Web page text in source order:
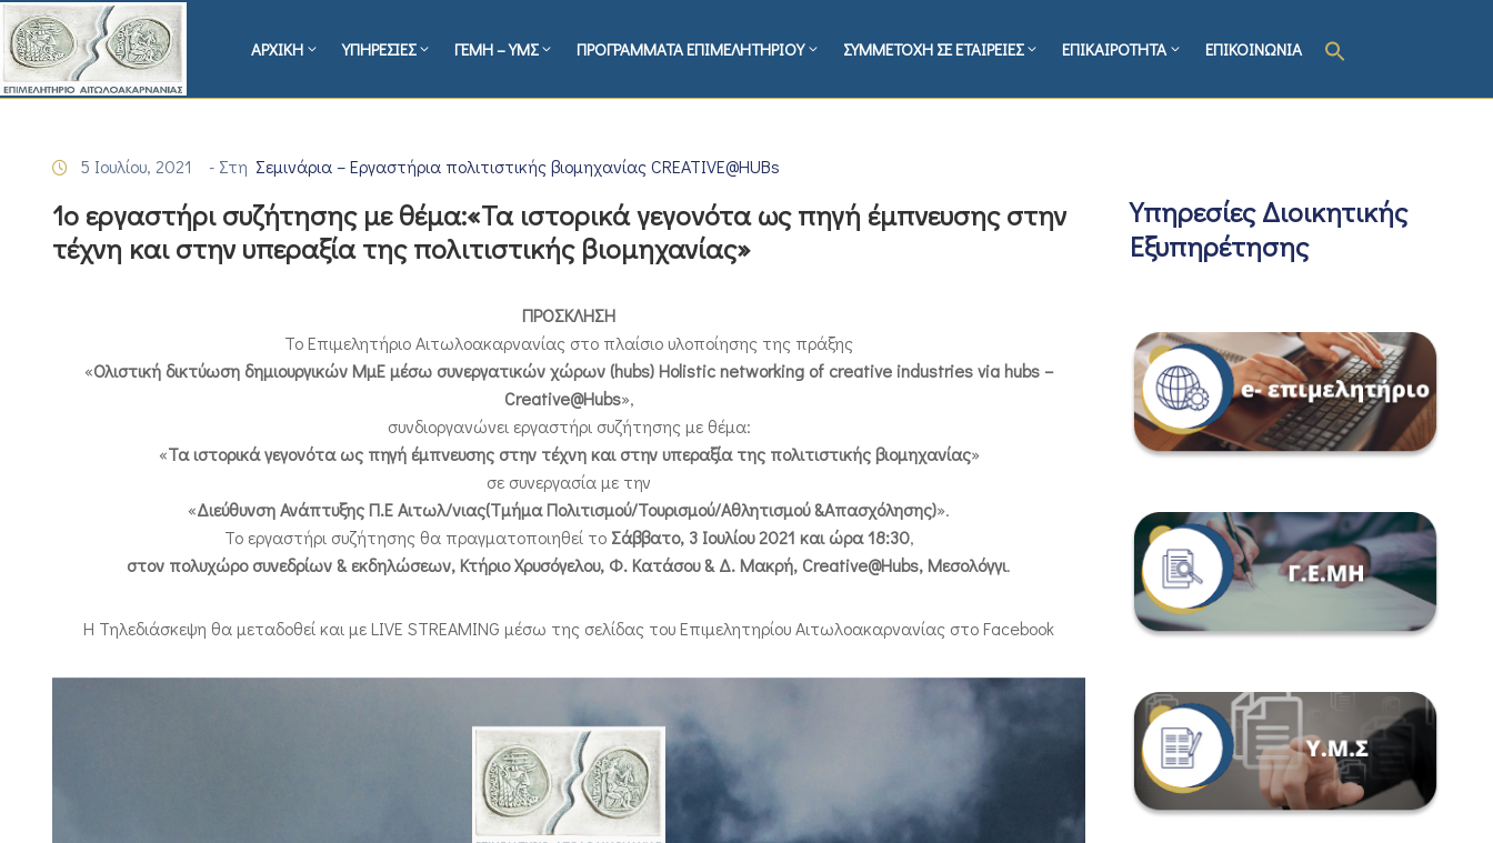
ΑΡΧΙΚΗ ΥΠΗΡΕΣΙΕΣ ΓΕΜΗ – ΥΜΣ ΠΡΟΓΡΑΜΜΑΤΑ ΕΠΙΜΕΛΗΤΗΡΙΟΥ ΣΥΜΜΕΤΟΧΗ ΣΕ ΕΤΑΙΡΕΙΕΣ ΕΠΙΚΑΙΡΟΤΗΤΑ ΕΠΙΚΟΙΝΩΝΙΑ
5 Ιουλίου, 2021 - Στη Σεμινάρια – Εργαστήρια πολιτιστικής βιομηχανίας CREATIVE@HUBs
1o εργαστήρι συζήτησης με θέμα:«Τα ιστορικά γεγονότα ως πηγή έμπνευσης στην
τέχνη και στην υπεραξία της πολιτιστικής βιομηχανίας»
ΠΡΟΣΚΛΗΣΗ
Το Επιμελητήριο Αιτωλοακαρνανίας στο πλαίσιο υλοποίησης της πράξης
«Ολιστική δικτύωση δημιουργικών ΜμΕ μέσω συνεργατικών χώρων (hubs) Holistic networking of creative industries via hubs –
Creative@Hubs»,
συνδιοργανώνει εργαστήρι συζήτησης με θέμα:
«Τα ιστορικά γεγονότα ως πηγή έμπνευσης στην τέχνη και στην υπεραξία της πολιτιστικής βιομηχανίας»
σε συνεργασία με την
«Διεύθυνση Ανάπτυξης Π.Ε Αιτωλ/νιας(Τμήμα Πολιτισμού/Τουρισμού/Αθλητισμού &Απασχόλησης)».
Το εργαστήρι συζήτησης θα πραγματοποιηθεί το Σάββατο, 3 Ιουλίου 2021 και ώρα 18:30,
στον πολυχώρο συνεδρίων & εκδηλώσεων, Κτήριο Χρυσόγελου, Φ. Κατάσου & Δ. Μακρή, Creative@Hubs, Μεσολόγγι.
H Τηλεδιάσκεψη θα μεταδοθεί και με LIVE STRΕAMING μέσω της σελίδας του Επιμελητηρίου Αιτωλοακαρνανίας στο Facebook
Υπηρεσίες Διοικητικής
Εξυπηρέτησης